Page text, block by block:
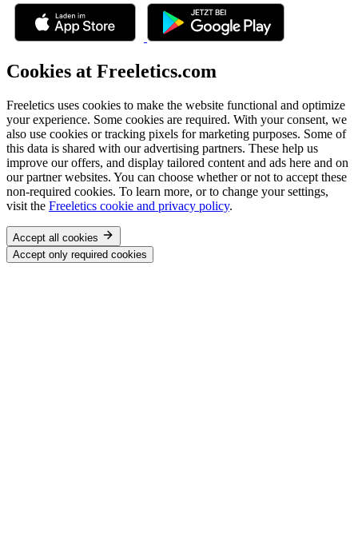
Cookies at Freeletics.com
Freeletics uses cookies to make the website functional and optimize
your experience. Some cookies are required. With your consent, we
also use cookies or tracking pixels for marketing purposes. Some of
this data is shared with our advertising partners. These help us
improve our offers, and display tailored content and ads here and on
our partner websites. You can choose whether or not to accept these
non-required cookies. To learn more, or to change your settings,
visit the Freeletics cookie and privacy policy.
Accept all cookies
Accept only required cookies